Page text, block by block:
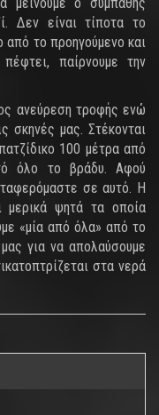
Δεν είναι τίποτα το
από το προηγούμενο και
παίρνουμε την
ανεύρεση τροφής ενώ
σκηνές μας. Στέκονται
100 μέτρα από
όλο το βράδυ. Αφού
σε αυτό. Η
μερικά ψητά τα οποία
«μία από όλα» από το
για να απολαύσουμε
στα νερά